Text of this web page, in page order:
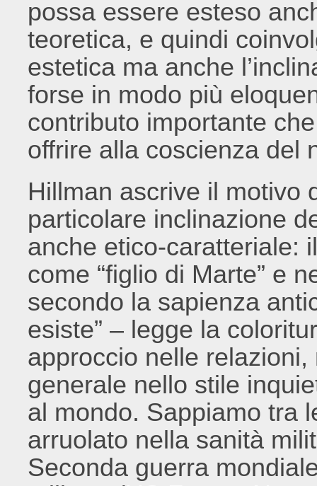
possa essere esteso
teoretica, e quindi
estetica ma anche
forse in modo più
contributo importante
offrire alla coscienza del
Hillman ascrive il motivo
particolare inclinazione
anche etico-caratteriale:
come “figlio di Marte” e
secondo la sapienza
esiste” – legge la
approccio nelle
generale nello stile
al mondo. Sappiamo tra
arruolato nella sanità
Seconda guerra